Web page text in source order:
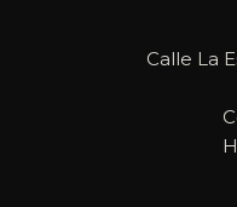
Calle La